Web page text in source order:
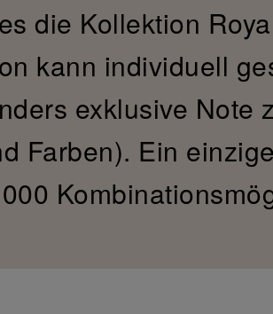
die Kollektion
kann individuell
exklusive Note
Farben). Ein